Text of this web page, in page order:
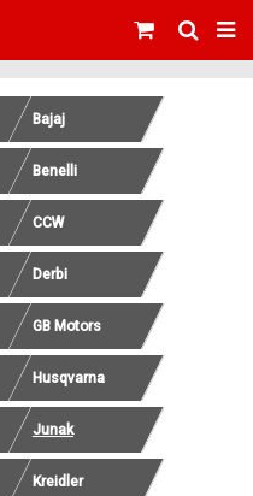
Bajaj
Benelli
CCW
Derbi
GB Motors
Husqvarna
Junak
Kreidler